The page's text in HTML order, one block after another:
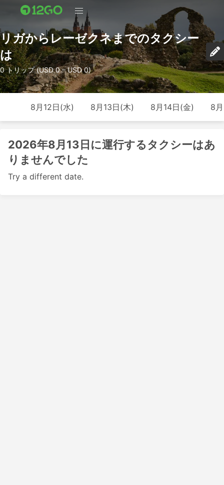
リガからレーゼクネまでのタクシー
は
0 トリップ (USD 0 – USD 0)
8月12日(水) 8月13日(木) 8月14日(金) 8
2026年8月13日に運行するタクシーはあ
りませんでした
Try a different date.